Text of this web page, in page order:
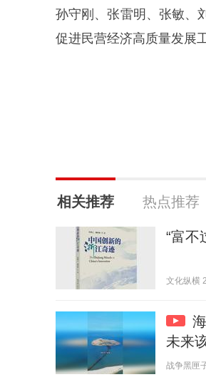
孙守刚、张雷明、张敏、
促进民营经济高质量发展
相关推荐 热点推荐
“富不
文化纵横
未来
战争黑匣